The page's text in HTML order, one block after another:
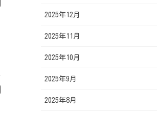
2025年12月
2025年11月
2025年10月
2025年9月
2025年8月